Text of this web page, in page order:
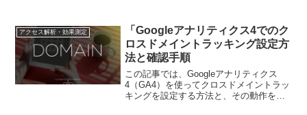
得のメリットや試験内容、勉強方法など
についても紹介し、合格に向けた準備を
サポートします。
アクセス解析・効果測定
「Googleアナリティクス4でのク
ロスドメイントラッキング設定方
法と確認手順
この記事では、Googleアナリティクス
4（GA4）を使ってクロスドメイントラッ
キングを設定する方法と、その動作を確